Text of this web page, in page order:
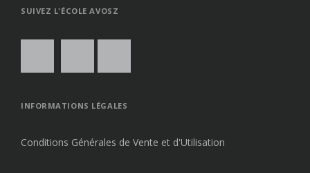
SUIVEZ L'ÉCOLE AVOSZ
INFORMATIONS LÉGALES
Conditions Générales de Vente et d'Utilisation